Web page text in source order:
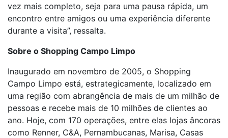
vez mais completo, seja para uma pausa rápida, um
encontro entre amigos ou uma experiência diferente
durante a visita”, ressalta.
Sobre o Shopping Campo Limpo
Inaugurado em novembro de 2005, o Shopping
Campo Limpo está, estrategicamente, localizado em
uma região com abrangência de mais de um milhão de
pessoas e recebe mais de 10 milhões de clientes ao
ano. Hoje, com 170 operações, entre elas lojas âncoras
como Renner, C&A, Pernambucanas, Marisa, Casas